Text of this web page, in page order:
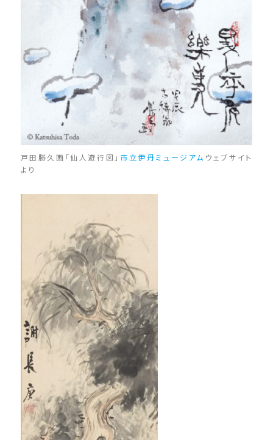
戸田勝久画「仙人遊行図」 市立伊丹ミュージアム ウェブサイト
より